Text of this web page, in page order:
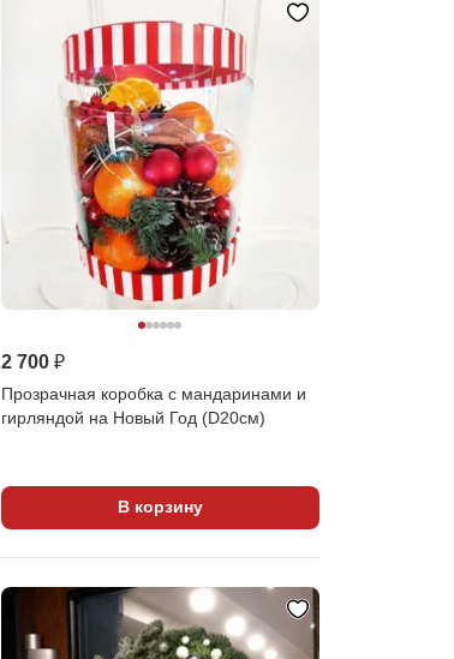
2 700 ₽
Прозрачная коробка с мандаринами и
гирляндой на Новый Год (D20см)
В корзину